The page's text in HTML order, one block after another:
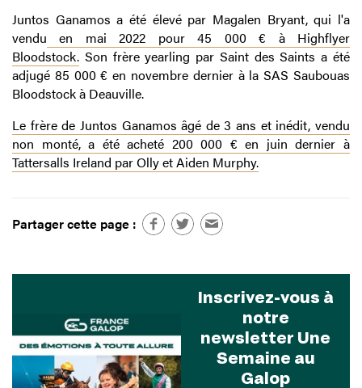
Juntos Ganamos a été élevé par Magalen Bryant, qui l'a
vendu en mai 2022 pour 45 000 € à Highflyer
Bloodstock. Son frère yearling par Saint des Saints a été
adjugé 85 000 € en novembre dernier à la SAS Saubouas
Bloodstock à Deauville.
Le frère de Juntos Ganamos âgé de 3 ans et inédit, vendu
non monté, a été acheté 200 000 € en juin dernier à
Tattersalls Ireland par Olly et Aiden Murphy.
Partager cette page :
Inscrivez-vous à
notre
newsletter Une
Semaine au
Galop